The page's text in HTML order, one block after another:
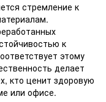
стремление к
к
этому
делает
кто ценит здоровую
или офисе.